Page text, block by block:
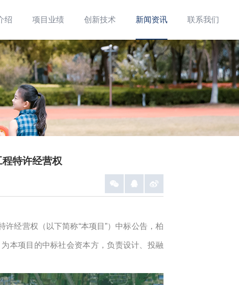
绍 项目业绩 创新技术 新闻资讯 联系我们
程特许经营权
经营权（以下简称“本项目”）中标公告，柏
本项目的中标社会资本方，负责设计、投融